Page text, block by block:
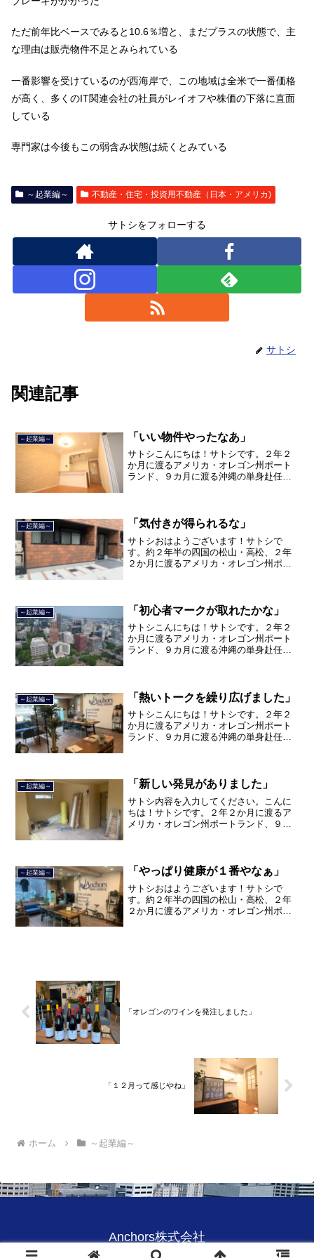
ただ前年比ベースでみると10.6％増と、まだプラスの状態で、主
な理由は販売物件不足とみられている
一番影響を受けているのが西海岸で、この地域は全米で一番価格
が高く、多くのIT関連会社の社員がレイオフや株価の下落に直面
している
専門家は今後もこの弱含み状態は続くとみている
～起業編～ 不動産・住宅・投資用不動産（日本・アメリカ)
サトシをフォローする
サトシ
関連記事
～起業編～ 「いい物件やったなあ」
サトシこんにちは！サトシです。２年２
か月に渡るアメリカ・オレゴン州ポート
ランド、９カ月に渡る沖縄の単身赴任の
品川区南大井で不動産を主...
～起業編～ 「気付きが得られるな」
サトシおはようございます！サトシで
す。約２年半の四国の松山・高松、２年
２か月に渡るアメリカ・オレゴン州ポー
て、２０２１年３月９日より東...
～起業編～ 「初心者マークが取れたかな」
サトシこんにちは！サトシです。２年２
か月に渡るアメリカ・オレゴン州ポート
ランド、９カ月に渡る沖縄の単身赴任の
品川区南大井で不動産を主...
～起業編～ 「熱いトークを繰り広げました」
サトシこんにちは！サトシです。２年２
か月に渡るアメリカ・オレゴン州ポート
ランド、９カ月に渡る沖縄の単身赴任の
品川区南大井で不動産を主...
～起業編～ 「新しい発見がありました」
サトシ内容を入力してください。こんに
ちは！サトシです。２年２か月に渡るア
メリカ・オレゴン州ポートランド、９カ
２１年３月９日より東京都...
～起業編～ 「やっぱり健康が１番やなぁ」
サトシおはようございます！サトシで
す。約２年半の四国の松山・高松、２年
２か月に渡るアメリカ・オレゴン州ポー
「オレゴンのワインを発注しました」
「１２月って感じやね」
ホーム ～起業編～
Anchors株式会社